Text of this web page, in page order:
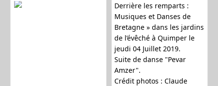
Derrière les remparts :
Musiques et Danses de
Bretagne » dans les jardins
de l’évêché à Quimper le
jeudi 04 Juillet 2019.
Suite de danse "Pevar
Amzer".
Crédit photos : Claude